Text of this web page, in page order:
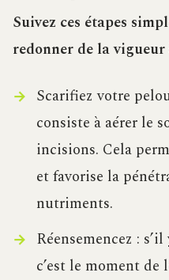
Suivez ces étapes
redonner de la vigueur
Scarifiez votre
consiste à aérer le
incisions. Cela
et favorise la
nutriments.
Réensemencez :
c’est le moment de